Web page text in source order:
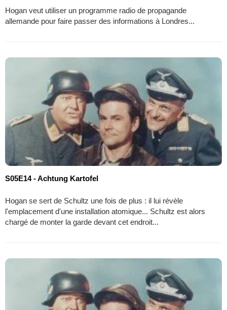
Hogan veut utiliser un programme radio de propagande
allemande pour faire passer des informations à Londres...
S05E14 - Achtung Kartofel
Hogan se sert de Schultz une fois de plus : il lui révèle
l'emplacement d'une installation atomique... Schultz est alors
chargé de monter la garde devant cet endroit...